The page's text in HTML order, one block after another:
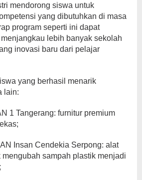
mendorong siswa untuk
yang dibutuhkan di masa
program seperti ini dapat
lebih banyak sekolah
inovasi baru dari pelajar
yang berhasil menarik
lain:
1 Tangerang: furnitur premium
Insan Cendekia Serpong: alat
sampah plastik menjadi